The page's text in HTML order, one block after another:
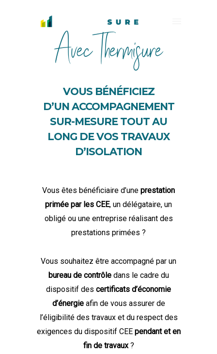
Avec Thermisure
VOUS BÉNÉFICIEZ
D’UN ACCOMPAGNEMENT
SUR-MESURE TOUT AU
LONG DE VOS TRAVAUX
D’ISOLATION
Vous êtes bénéficiaire d’une prestation
primée par les CEE, un délégataire, un
obligé ou une entreprise réalisant des
prestations primées ?
Vous souhaitez être accompagné par un
bureau de contrôledans le cadre du
dispositif des certificats d’économie
d’énergieafin de vous assurer de
l’éligibilité des travaux et du respect des
exigences du dispositif CEE pendant et en
fin de travaux?